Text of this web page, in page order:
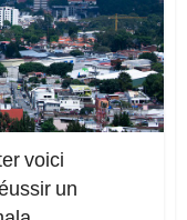
voici
un